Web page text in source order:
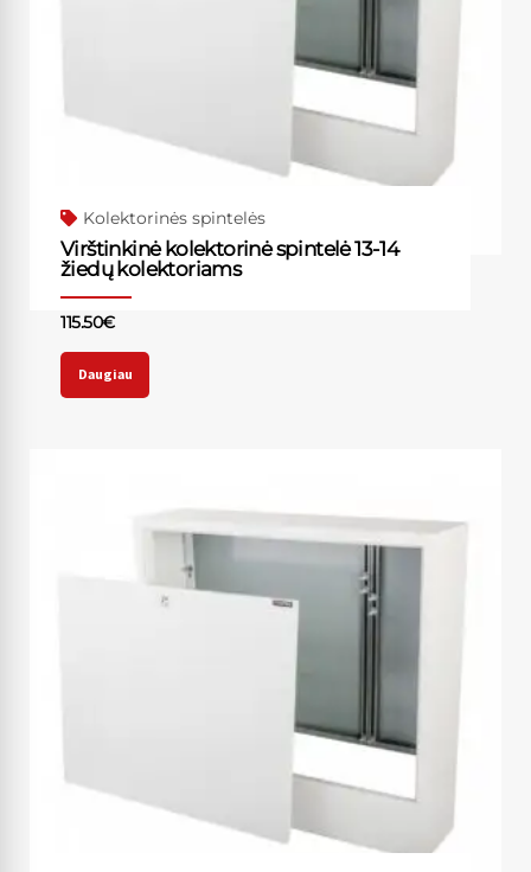
Kolektorinės spintelės
Virštinkinė kolektorinė spintelė 13-14
žiedų kolektoriams
115.50€
Daugiau